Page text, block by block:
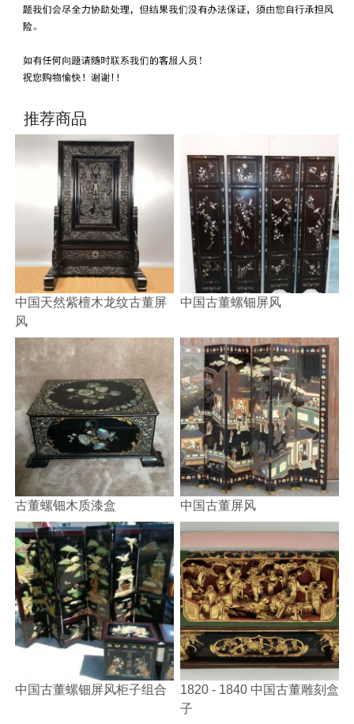
推荐商品
中国天然紫檀木龙纹古董屏
风
中国古董螺钿屏风
古董螺钿木质漆盒 中国古董屏风
中国古董螺钿屏风柜子组合
1820 - 1840 中国古董雕刻盒
子